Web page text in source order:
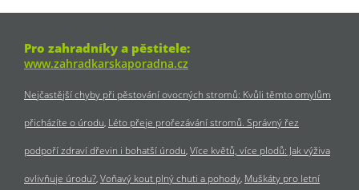
Pro zahradníky a pěstitele:
www.zahradkarskaporadna.cz
Nejčastější chyby při pěstování ovocných stromů: Kvůli těmto omylům
přicházíte o úrodu Léto přeje prořezávání stromů. Správný řez
podpoří zdraví dřevin i bohatší úrodu Více květů, více plodů: Jak výživa
ovlivňuje úrodu? Voňavý kout plný chuti a pohody Muškáty pro letní